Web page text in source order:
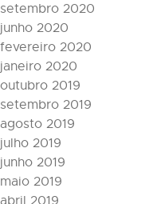
setembro 2020
junho 2020
fevereiro 2020
janeiro 2020
outubro 2019
setembro 2019
agosto 2019
julho 2019
junho 2019
maio 2019
abril 2019